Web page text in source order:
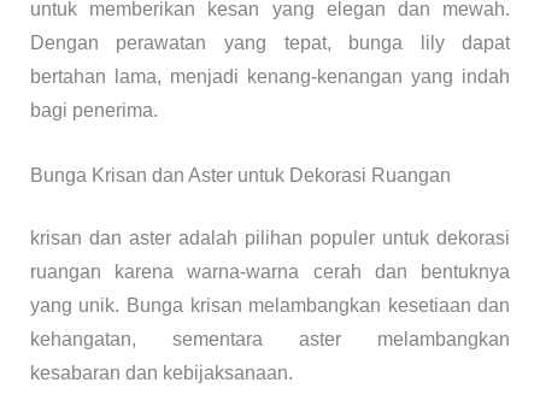
untuk memberikan kesan yang elegan dan mewah.
Dengan perawatan yang tepat, bunga lily dapat
bertahan lama, menjadi kenang-kenangan yang indah
bagi penerima.
Bunga Krisan dan Aster untuk Dekorasi Ruangan
krisan dan aster adalah pilihan populer untuk dekorasi
ruangan karena warna-warna cerah dan bentuknya
yang unik. Bunga krisan melambangkan kesetiaan dan
kehangatan, sementara aster melambangkan
kesabaran dan kebijaksanaan.